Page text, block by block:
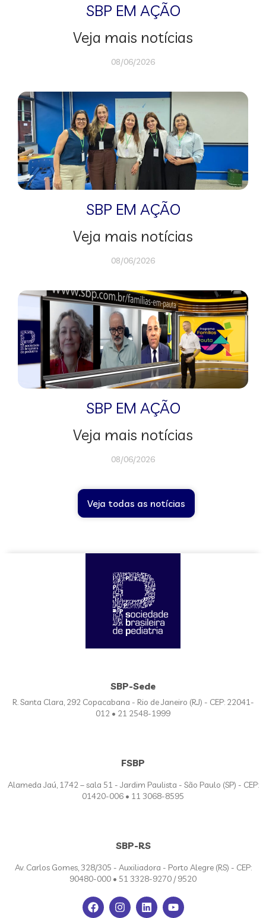
SBP EM AÇÃO
Veja mais notícias
08/06/2026
SBP EM AÇÃO
Veja mais notícias
08/06/2026
SBP EM AÇÃO
Veja mais notícias
08/06/2026
Veja todas as notícias
SBP-Sede
R. Santa Clara, 292 Copacabana - Rio de Janeiro (RJ) - CEP: 22041-
012 • 21 2548-1999
FSBP
Alameda Jaú, 1742 – sala 51 - Jardim Paulista - São Paulo (SP) - CEP:
01420-006 • 11 3068-8595
SBP-RS
Av. Carlos Gomes, 328/305 - Auxiliadora - Porto Alegre (RS) - CEP:
90480-000 • 51 3328-9270 / 9520